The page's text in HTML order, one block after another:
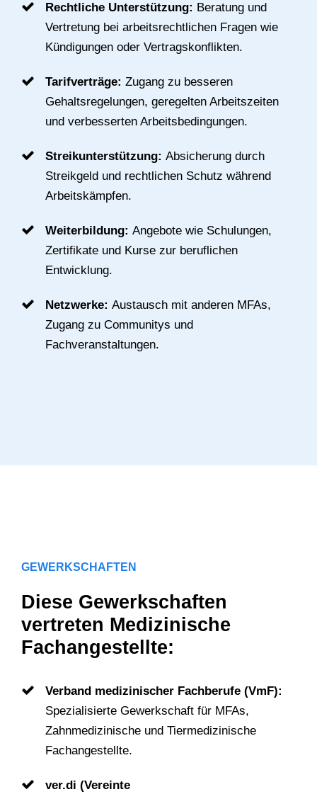
Rechtliche Unterstützung: Beratung und
Vertretung bei arbeitsrechtlichen Fragen wie
Kündigungen oder Vertragskonflikten.
Tarifverträge: Zugang zu besseren
Gehaltsregelungen, geregelten Arbeitszeiten
und verbesserten Arbeitsbedingungen.
Streikunterstützung: Absicherung durch
Streikgeld und rechtlichen Schutz während
Arbeitskämpfen.
Weiterbildung: Angebote wie Schulungen,
Zertifikate und Kurse zur beruflichen
Entwicklung.
Netzwerke: Austausch mit anderen MFAs,
Zugang zu Communitys und
Fachveranstaltungen.
GEWERKSCHAFTEN
Diese Gewerkschaften
vertreten Medizinische
Fachangestellte:
Verband medizinischer Fachberufe (VmF):
Spezialisierte Gewerkschaft für MFAs,
Zahnmedizinische und Tiermedizinische
Fachangestellte.
ver.di (Vereinte